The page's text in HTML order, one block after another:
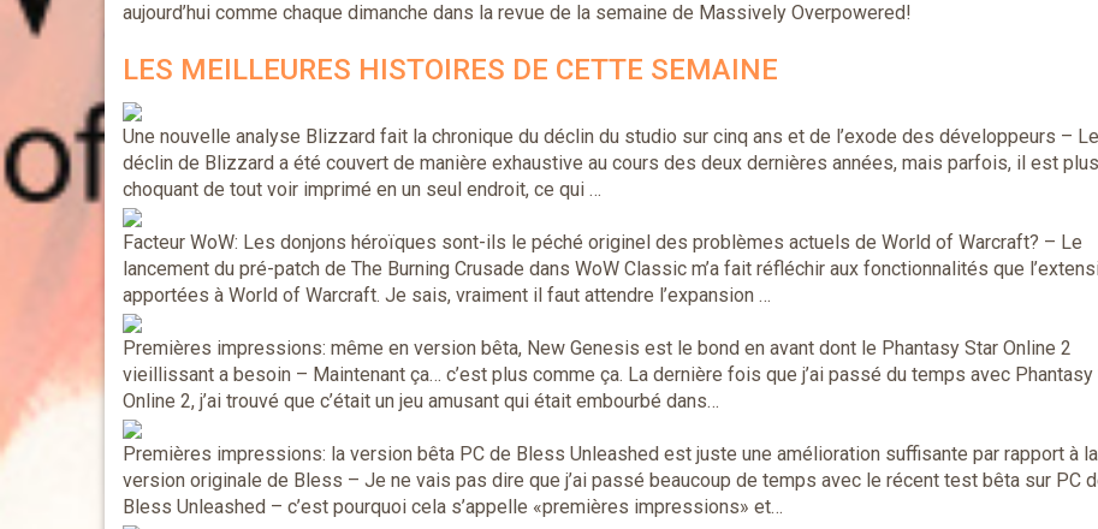
aujourd’hui comme chaque dimanche dans la revue de la semaine de Massively Overpowered!
LES MEILLEURES HISTOIRES DE CETTE SEMAINE
Une nouvelle analyse Blizzard fait la chronique du déclin du studio sur cinq ans et de l’exode des développeurs –
déclin de Blizzard a été couvert de manière exhaustive au cours des deux dernières années, mais parfois, il est plus
choquant de tout voir imprimé en un seul endroit, ce qui …
Facteur WoW: Les donjons héroïques sont-ils le péché originel des problèmes actuels de World of Warcraft? – Le
lancement du pré-patch de The Burning Crusade dans WoW Classic m’a fait réfléchir aux fonctionnalités que
apportées à World of Warcraft. Je sais, vraiment il faut attendre l’expansion …
Premières impressions: même en version bêta, New Genesis est le bond en avant dont le Phantasy Star Online 2
vieillissant a besoin – Maintenant ça… c’est plus comme ça. La dernière fois que j’ai passé du temps avec Phantasy
Online 2, j’ai trouvé que c’était un jeu amusant qui était embourbé dans…
Premières impressions: la version bêta PC de Bless Unleashed est juste une amélioration suffisante par rapport à la
version originale de Bless – Je ne vais pas dire que j’ai passé beaucoup de temps avec le récent test bêta sur PC
Bless Unleashed – c’est pourquoi cela s’appelle «premières impressions» et…